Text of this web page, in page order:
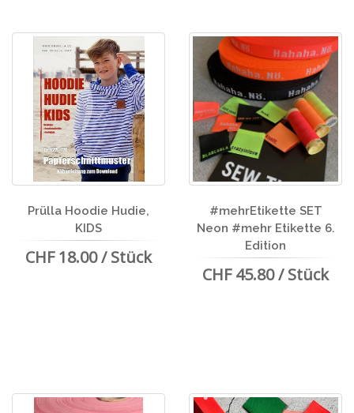
Prülla Hoodie Hudie,
KIDS
CHF 18.00 / Stück
#mehrEtikette SET
Neon #mehr Etikette 6.
Edition
CHF 45.80 / Stück